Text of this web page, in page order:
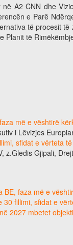
A2 CNN dhe
e Parë
të procesit
Planit të
më e vështirë
i Lëvizjes
sfidat e vërteta
z.Gledis Gjipali,
BE, faza më e
fillimi, sfidat e
2027 mbetet